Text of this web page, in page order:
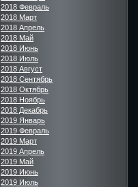
2018 Февраль
2018 Март
2018 Апрель
2018 Май
2018 Июнь
2018 Июль
2018 Август
2018 Сентябрь
2018 Октябрь
2018 Ноябрь
2018 Декабрь
2019 Январь
2019 Февраль
2019 Март
2019 Апрель
2019 Май
2019 Июнь
2019 Июль